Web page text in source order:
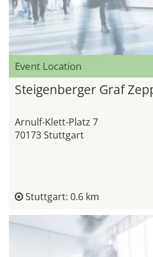
Event Location
Steigenberger Graf
Arnulf-Klett-Platz 7
70173 Stuttgart
Stuttgart: 0.6 km